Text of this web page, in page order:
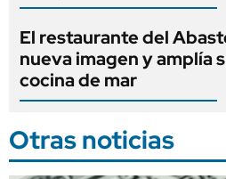
El restaurante del
nueva imagen y amplía
cocina de mar
Otras noticias